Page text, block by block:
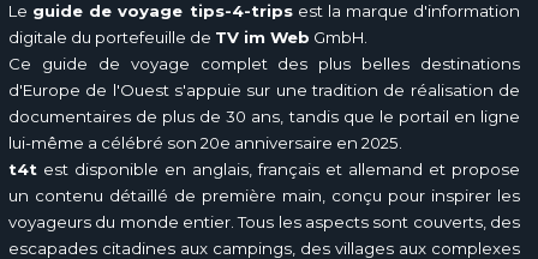
Le guide de voyage tips-4-tripsest la marque d'information
digitale du portefeuille de TV im Web GmbH.
Ce guide de voyage complet des plus belles destinations
d'Europe de l'Ouest s'appuie sur une tradition de réalisation de
documentaires de plus de 30 ans, tandis que le portail en ligne
lui-même a célébré son 20e anniversaire en 2025.
t4t est disponible en anglais, français et allemand et propose
un contenu détaillé de première main, conçu pour inspirer les
voyageurs du monde entier. Tous les aspects sont couverts, des
escapades citadines aux campings, des villages aux complexes